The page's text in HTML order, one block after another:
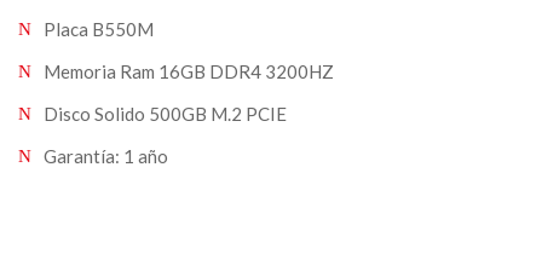
Placa B550M
Memoria Ram 16GB DDR4 3200HZ
Disco Solido 500GB M.2 PCIE
Garantía: 1 año